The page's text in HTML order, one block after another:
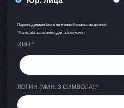
Пароль должен быть не менее 6 символов длиной.
*Поля, обязательные для заполнения.
ИНН:*
ЛОГИН (МИН. 3 СИМВОЛА):*